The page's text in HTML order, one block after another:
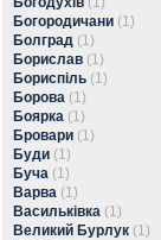
Богородичани (1)
Болград (1)
Борислав (1)
Бориспіль (1)
Борова (1)
Боярка (1)
Бровари (1)
Буди (1)
Буча (1)
Варва (1)
Васильківка (1)
Великий Бурлук (1)